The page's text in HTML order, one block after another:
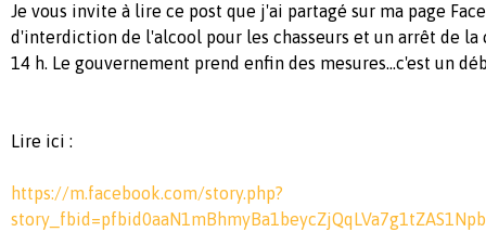
Je vous invite à lire ce post que j'ai partagé sur ma page
d'interdiction de l'alcool pour les chasseurs et un arrêt de la
14 h. Le gouvernement prend enfin des mesures...c'est un
Lire ici :
https://m.facebook.com/story.php?